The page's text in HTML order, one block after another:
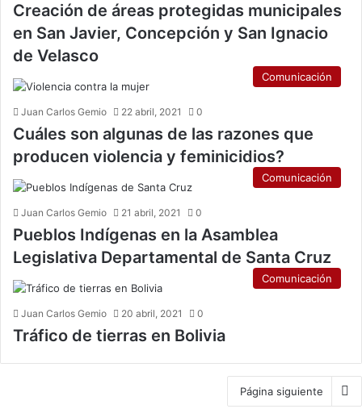
Creación de áreas protegidas municipales
en San Javier, Concepción y San Ignacio
de Velasco
Comunicación
Juan Carlos Gemio 22 abril, 2021 0
Cuáles son algunas de las razones que
producen violencia y feminicidios?
Comunicación
Juan Carlos Gemio 21 abril, 2021 0
Pueblos Indígenas en la Asamblea
Legislativa Departamental de Santa Cruz
Comunicación
Juan Carlos Gemio 20 abril, 2021 0
Tráfico de tierras en Bolivia
Página siguiente